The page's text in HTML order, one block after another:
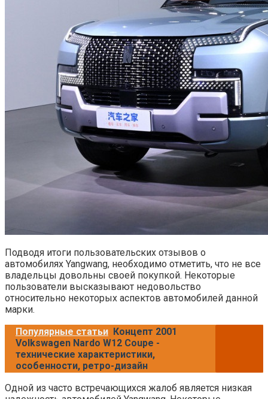
Подводя итоги пользовательских отзывов о
автомобилях Yangwang, необходимо отметить, что не все
владельцы довольны своей покупкой. Некоторые
пользователи высказывают недовольство
относительно некоторых аспектов автомобилей данной
марки.
Популярные статьи Концепт 2001
Volkswagen Nardo W12 Coupe -
технические характеристики,
особенности, ретро-дизайн
Одной из часто встречающихся жалоб является низкая